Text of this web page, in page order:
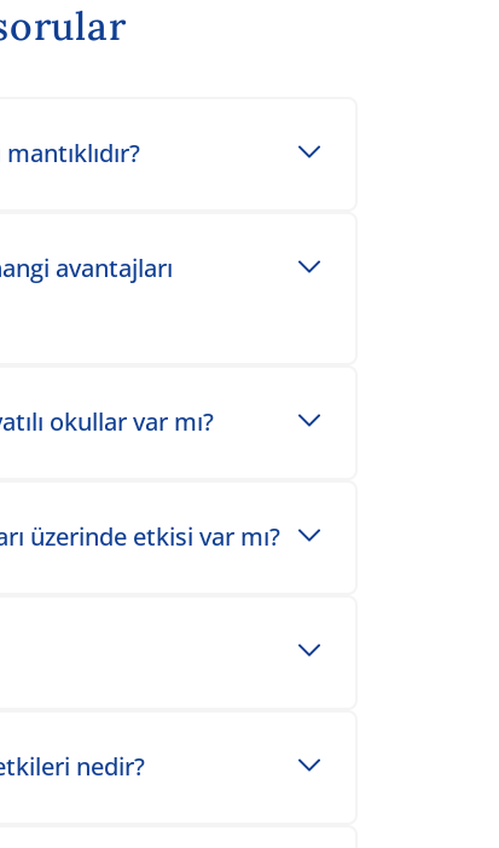
avantajları
okullar var mı?
üzerinde etkisi var mı?
nedir?